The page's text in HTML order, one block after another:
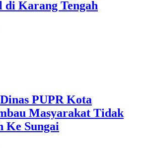
di Karang Tengah
PUPR Kota
Masyarakat Tidak
Ke Sungai